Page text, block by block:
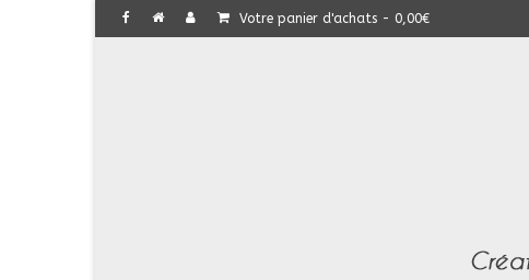
Votre panier d'achats - 0,00€